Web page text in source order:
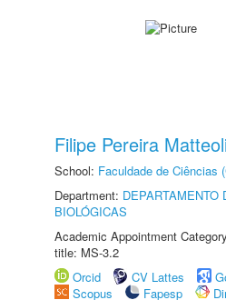
Filipe Pereira
School: Faculdade de Ciências
Department: DEPARTAMENTO
BIOLÓGICAS
Academic Appointment
title: MS-3.2
Orcid
CV Lattes
Scopus
Fapesp